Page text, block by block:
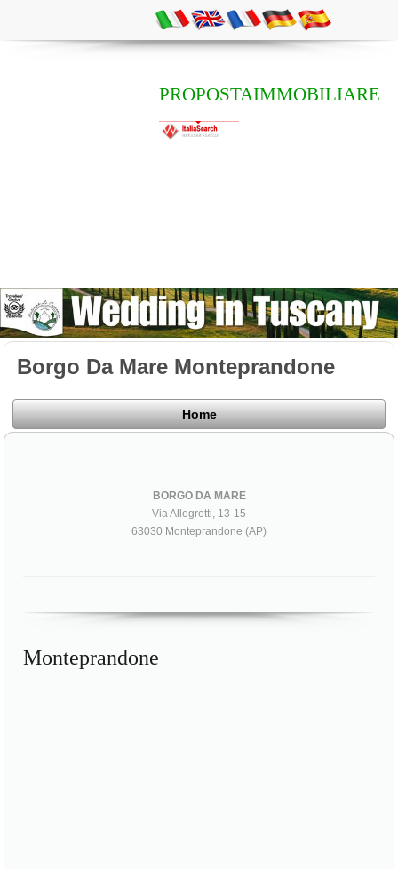
PROPOSTAIMMOBILIARE
Borgo Da Mare Monteprandone
Home
BORGO DA MARE
Via Allegretti, 13-15
63030 Monteprandone (AP)
Monteprandone